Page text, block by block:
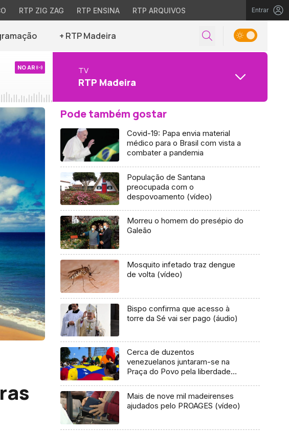
RTP ZIG ZAG RTP ENSINA RTP ARQUIVOS Entrar
+ RTP Madeira
NO AR TV
RTP Madeira
Pode também gostar
Covid-19: Papa envia material
médico para o Brasil com vista a
combater a pandemia
População de Santana
preocupada com o
despovoamento (vídeo)
Morreu o homem do presépio do
Galeão
Mosquito infetado traz dengue
de volta (vídeo)
Bispo confirma que acesso à
torre da Sé vai ser pago (áudio)
Cerca de duzentos
venezuelanos juntaram-se na
Praça do Povo pela liberdade
Mais de nove mil madeirenses
ajudados pelo PROAGES (vídeo)